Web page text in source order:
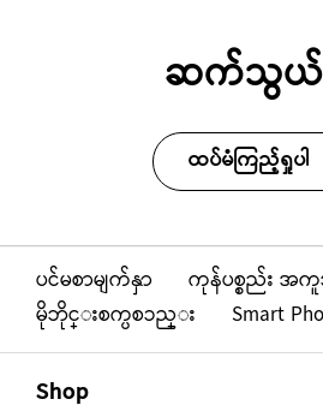
ဆက်သွယ်
ထပ်မံကြည့်ရှုပါ
ပင်မစာမျက်နှာ
ကုန်ပစ္စည်း အကူ
မိုဘိုင္းစက္ပစၥည္း
Smart
Shop